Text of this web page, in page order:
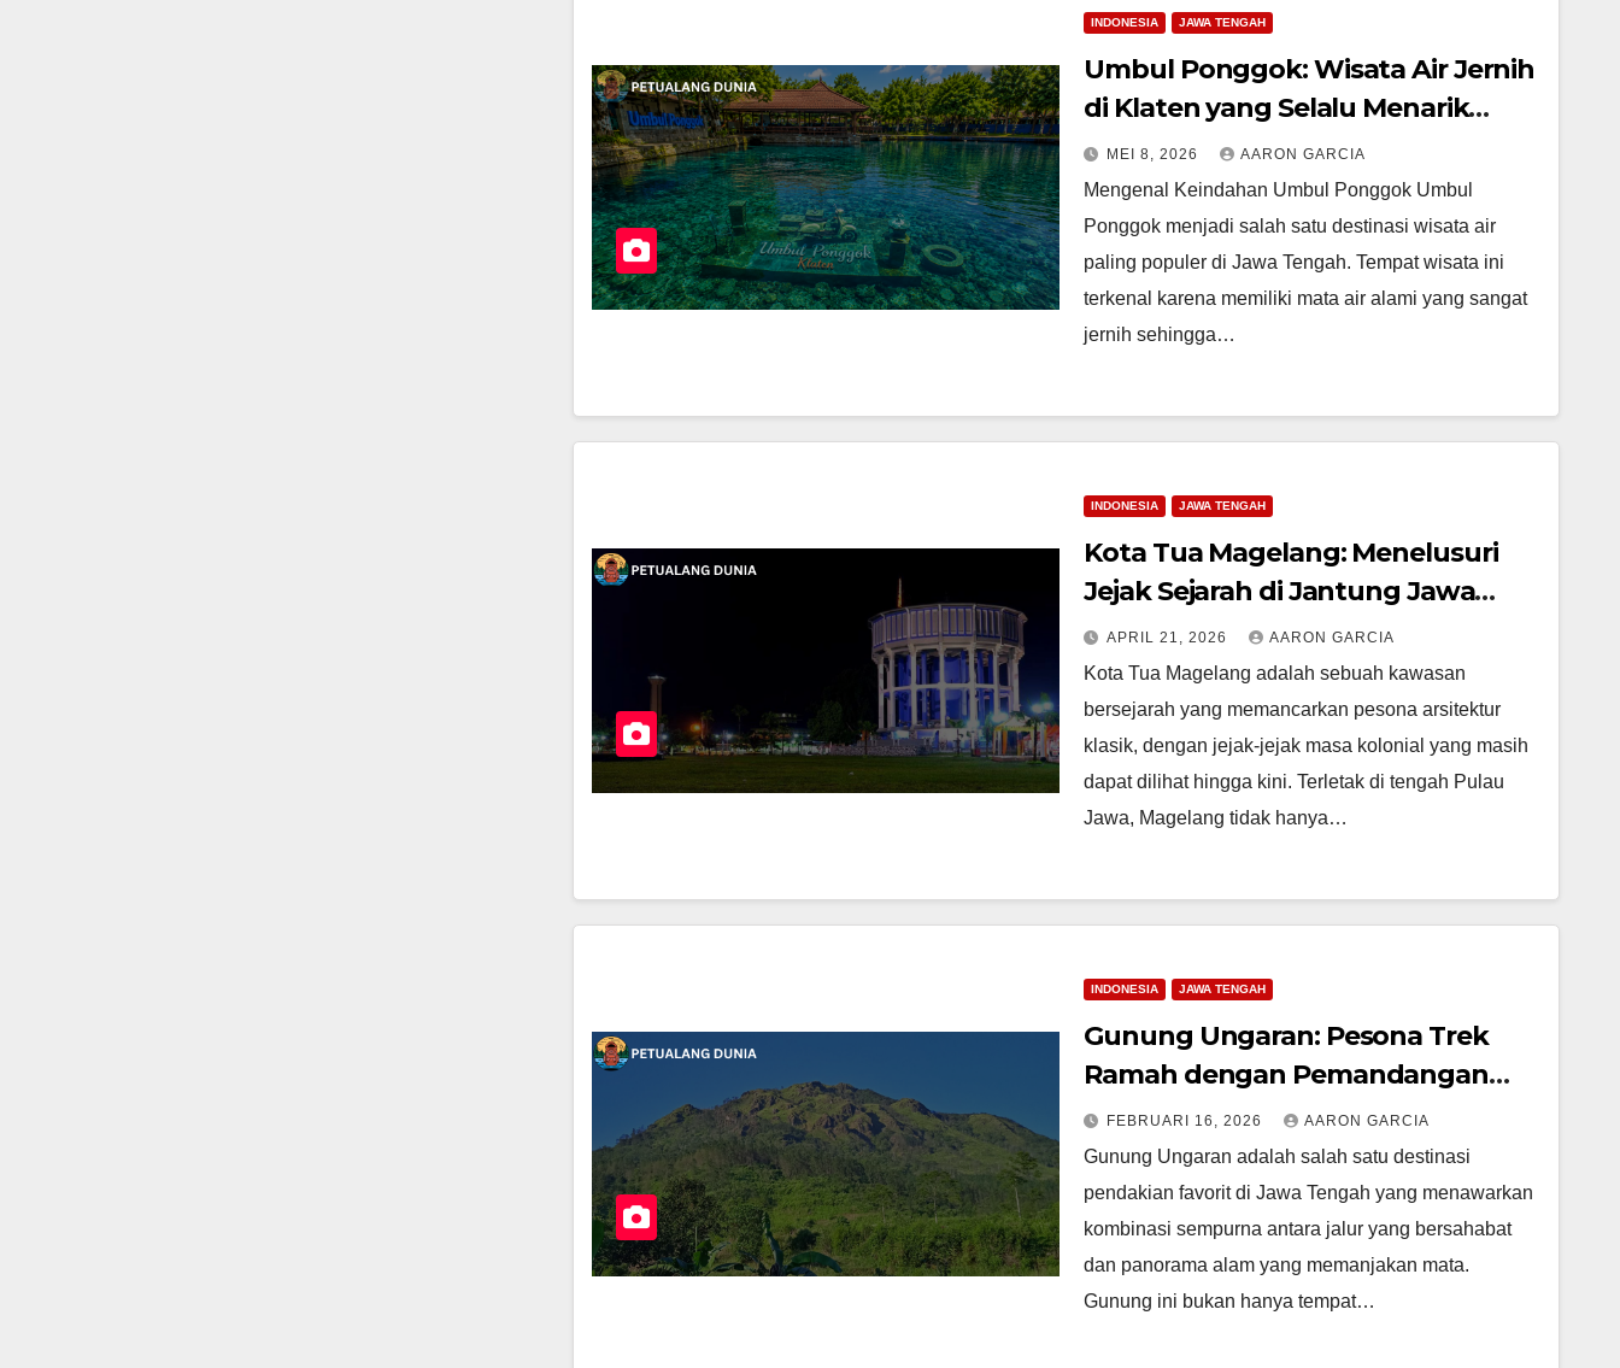
INDONESIA JAWA TENGAH
Umbul Ponggok: Wisata Air Jernih
di Klaten yang Selalu Menarik
Wisatawan
MEI 8, 2026 AARON GARCIA
Mengenal Keindahan Umbul Ponggok Umbul
Ponggok menjadi salah satu destinasi wisata air
paling populer di Jawa Tengah. Tempat wisata ini
terkenal karena memiliki mata air alami yang sangat
jernih sehingga…
INDONESIA JAWA TENGAH
Kota Tua Magelang: Menelusuri
Jejak Sejarah di Jantung Jawa
Tengah
APRIL 21, 2026 AARON GARCIA
Kota Tua Magelang adalah sebuah kawasan
bersejarah yang memancarkan pesona arsitektur
klasik, dengan jejak-jejak masa kolonial yang masih
dapat dilihat hingga kini. Terletak di tengah Pulau
Jawa, Magelang tidak hanya…
INDONESIA JAWA TENGAH
Gunung Ungaran: Pesona Trek
Ramah dengan Pemandangan
Mewah di Atas Awan
FEBRUARI 16, 2026 AARON GARCIA
Gunung Ungaran adalah salah satu destinasi
pendakian favorit di Jawa Tengah yang menawarkan
kombinasi sempurna antara jalur yang bersahabat
dan panorama alam yang memanjakan mata.
Gunung ini bukan hanya tempat…